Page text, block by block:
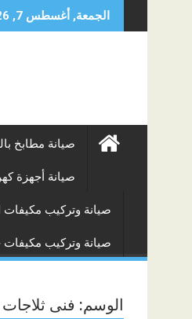
to
الجمعة, أغسطس 7, 2026
صيانة مطابخ
صيانة أجهزة
صيانة وتركيب مكيفات
صيانة وتركيب مكيفات
الوسم: فنى